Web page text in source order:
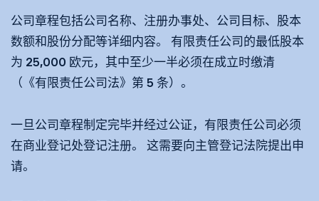
公司章程包括公司名称、注册办事处、公司目标、股本
数额和股份分配等详细内容。 有限责任公司的最低股本
为 25,000 欧元，其中至少一半必须在成立时缴清
（《有限责任公司法》第 5 条）。
一旦公司章程制定完毕并经过公证，有限责任公司必须
在商业登记处登记注册。 这需要向主管登记法院提出申
请。